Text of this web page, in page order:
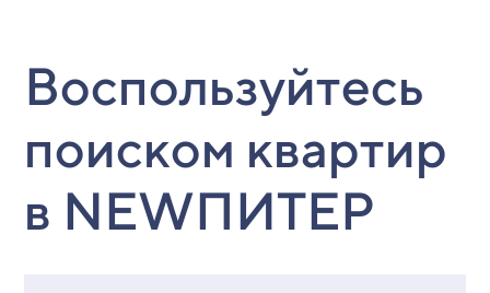
Воспользуйтесь
поиском квартир
в NEWПИТЕР